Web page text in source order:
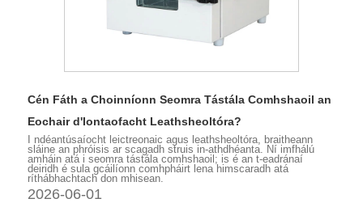
Cén Fáth a Choinníonn Seomra Tástála Comhshaoil ​​an
Eochair d'Iontaofacht Leathsheoltóra?
I ndéantúsaíocht leictreonaic agus leathsheoltóra, braitheann
sláine an phróisis ar scagadh struis in-athdhéanta. Ní imfhálú
amháin atá i seomra tástála comhshaoil; is é an t-eadránaí
deiridh é sula gcáilíonn comhpháirt lena himscaradh atá
ríthábhachtach don mhisean.
2026-06-01